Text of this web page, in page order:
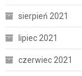
sierpień 2021
lipiec 2021
czerwiec 2021